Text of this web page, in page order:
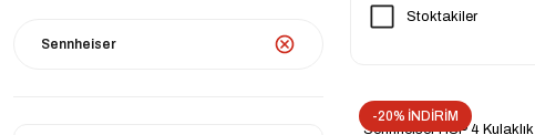
Sennheiser
Stoktakiler
-20% İNDİRİM
Sennheiser HSP 4 Kulaklık